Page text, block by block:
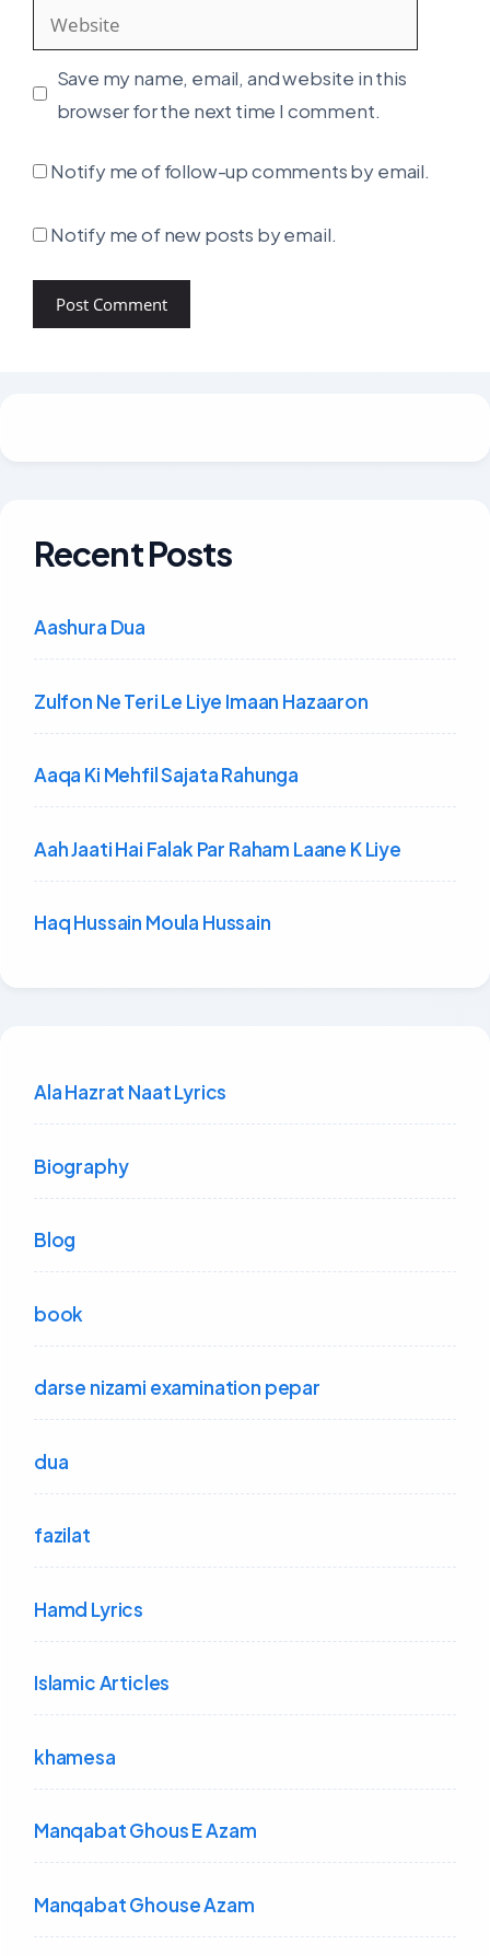
Website
Save my name, email, and website in this
browser for the next time I comment.
Notify me of follow-up comments by email.
Notify me of new posts by email.
Recent Posts
Aashura Dua
Zulfon Ne Teri Le Liye Imaan Hazaaron
Aaqa Ki Mehfil Sajata Rahunga
Aah Jaati Hai Falak Par Raham Laane K Liye
Haq Hussain Moula Hussain
Ala Hazrat Naat Lyrics
Biography
Blog
book
darse nizami examination pepar
dua
fazilat
Hamd Lyrics
Islamic Articles
khamesa
Manqabat Ghous E Azam
Manqabat Ghouse Azam